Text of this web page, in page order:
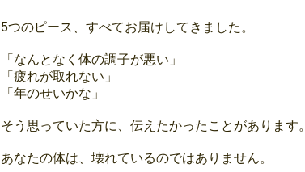
5つのピース、すべてお届けしてきました。
「なんとなく体の調子が悪い」
「疲れが取れない」
「年のせいかな」
そう思っていた方に、伝えたかったことがあります。
あなたの体は、壊れているのではありません。